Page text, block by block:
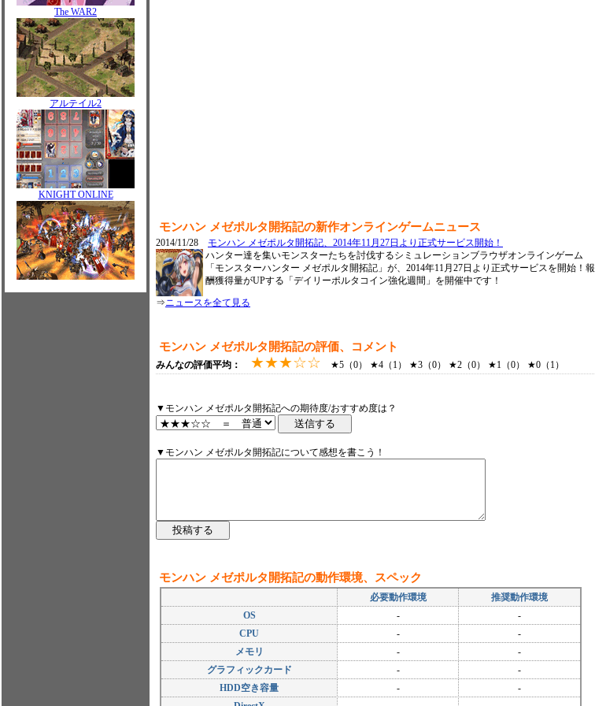
The WAR2
アルテイル2
KNIGHT ONLINE
モンハン メゼポルタ開拓記の新作オンラインゲームニュース
2014/11/28 モンハン メゼポルタ開拓記、2014年11月27日より正式サービス開始！
ハンター達を集いモンスターたちを討伐するシミュレーションブラウザオンラインゲーム
「モンスターハンター メゼポルタ開拓記」が、2014年11月27日より正式サービスを開始！報
酬獲得量がUPする「デイリーポルタコイン強化週間」を開催中です！
⇒ニュースを全て見る
モンハン メゼポルタ開拓記の評価、コメント
みんなの評価平均： ★★★☆☆ ★5（0） ★4（1） ★3（0） ★2（0） ★1（0） ★0（1）
▼モンハン メゼポルタ開拓記への期待度/おすすめ度は？
▼モンハン メゼポルタ開拓記について感想を書こう！
モンハン メゼポルタ開拓記の動作環境、スペック
必要動作環境
推奨動作環境
OS
-
-
CPU
-
-
メモリ
-
-
グラフィックカード
-
-
HDD空き容量
-
-